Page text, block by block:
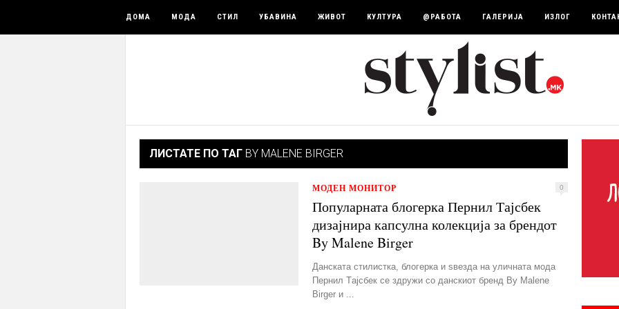
ДОМА МОДА СТИЛ УБАВИНА ЖИВОТ КУЛТУРА @РАБОТА ГАЛЕРИЈА ИЗЛОГ
ЛИСТАТЕ ПО ТАГ BY MALENE BIRGER
МОДЕН МОНИТОР 0
Популарната блогерка Пернил Тајсбек
дизајнира капсулна колекција за брендот
By Malene Birger
Данската стилистка, блогерка и ѕвезда на уличната мода
Пернил Тaјсбек се здружи со данскиот бренд By Malene
Birger и ...